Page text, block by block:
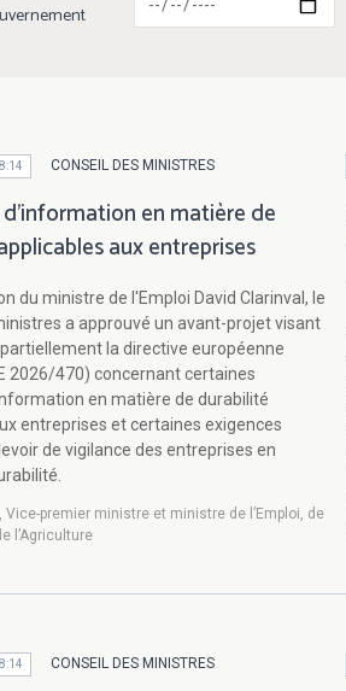
CONSEIL DES MINISTRES
en matière de
aux entreprises
du ministre de l'Emploi David Clarinval, le
a approuvé un avant-projet visant
la directive européenne
2026/470) concernant certaines
en matière de durabilité
entreprises et certaines exigences
de vigilance des entreprises en
Vice-premier ministre et ministre de l’Emploi, de
l’Agriculture
CONSEIL DES MINISTRES